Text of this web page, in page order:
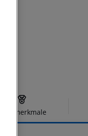
Hotelmerkmale